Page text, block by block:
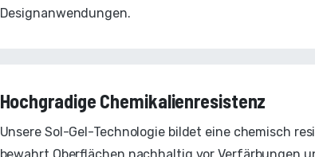
Designanwendungen.
Hochgradige Chemikalienresistenz
Unsere Sol-Gel-Technologie bildet eine chemisch